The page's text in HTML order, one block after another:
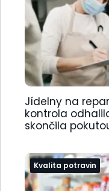
Jídelny na
kontrola
skončila
Kvalita potravin